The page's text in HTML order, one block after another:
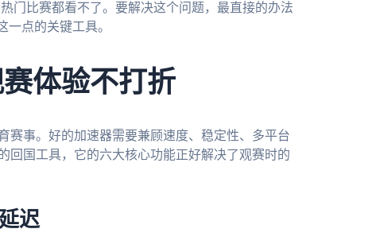
门比赛都看不了。要解决这个问题，最直接的办法
点的关键工具。
体验不打折
赛事。好的加速器需要兼顾速度、稳定性、多平台
回国工具，它的六大核心功能正好解决了观赛时的
迟